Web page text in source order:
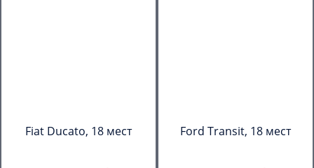
Fiat Ducato, 18 мест Ford Transit, 18 мест